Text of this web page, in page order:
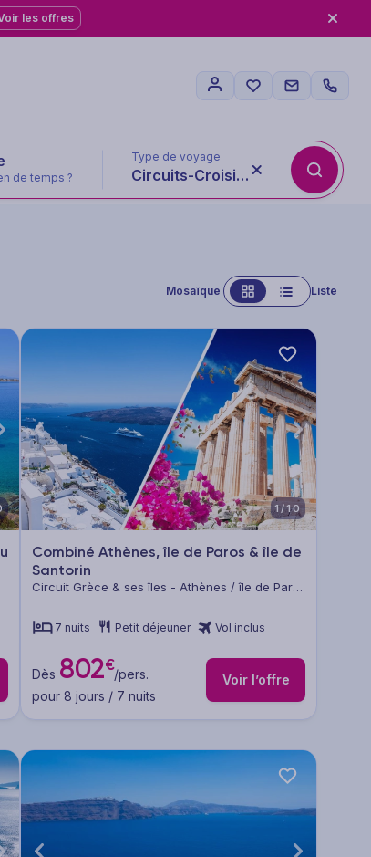
les offres
de temps ?
Type de voyage
Circuits-Croisières
Mosaïque Liste
1/10
Combiné Athènes, île de Paros & île de
Santorin
Circuit Grèce & ses îles - Athènes / île de Paros
7 nuits Petit déjeuner Vol inclus
Dès 802€/pers.
pour 8 jours / 7 nuits
Voir l’offre